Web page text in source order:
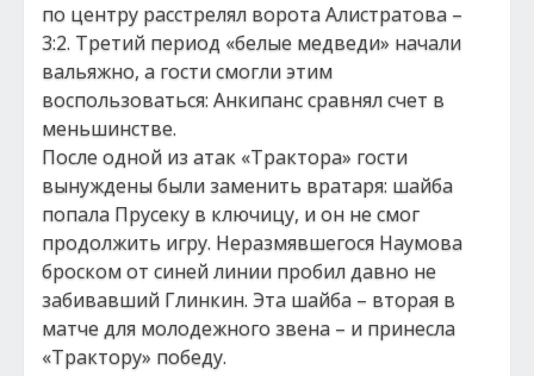
по центру расстрелял ворота Алистратова –
3:2. Третий период «белые медведи» начали
вальяжно, а гости смогли этим
воспользоваться: Анкипанс сравнял счет в
меньшинстве.
После одной из атак «Трактора» гости
вынуждены были заменить вратаря: шайба
попала Прусеку в ключицу, и он не смог
продолжить игру. Неразмявшегося Наумова
броском от синей линии пробил давно не
забивавший Глинкин. Эта шайба – вторая в
матче для молодежного звена – и принесла
«Трактору» победу.